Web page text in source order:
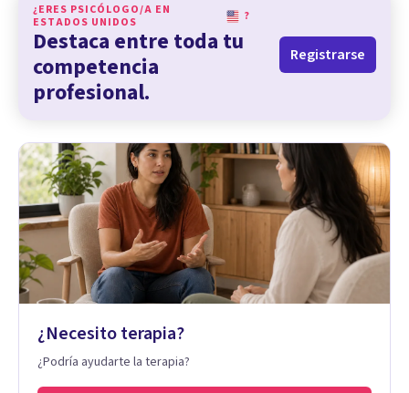
¿ERES PSICÓLOGO/A EN
ESTADOS UNIDOS
?
Destaca entre toda tu
competencia
profesional.
Registrarse
¿Necesito terapia?
¿Podría ayudarte la terapia?